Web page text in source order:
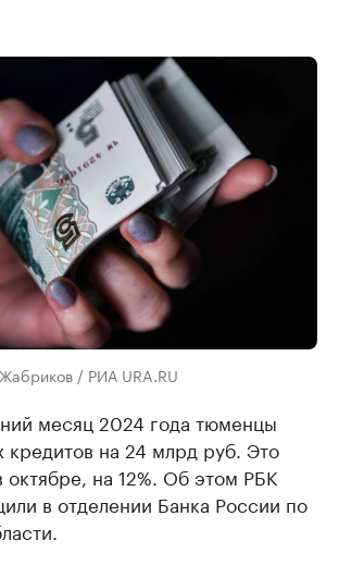
/ РИА URA.RU
месяц 2024 года тюменцы
кредитов на 24 млрд руб. Это
на 12%. Об этом РБК
в отделении Банка России по